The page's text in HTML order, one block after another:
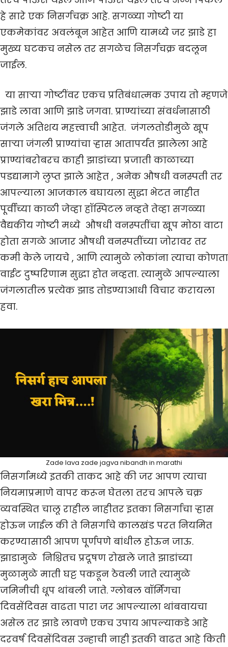
हे सारे एक निसर्गचक्र आहे. सगळ्या गोष्टी या
एकमेकांवर अवलंबून आहेत आणि यामध्ये जर झाडे हा
मुख्य घटकच नसेल तर सगळेच निसर्गचक्र बदलून
जाईल.
या साऱ्या गोष्टींवर एकच प्रतिबंधात्मक उपाय तो म्हणजे
झाडे लावा आणि झाडे जगवा. प्राण्यांच्या संवर्धनासाठी
जंगले अतिशय महत्त्वाची आहेत. जंगलतोडीमुळे खूप
साऱ्या जंगली प्राण्यांचा ऱ्हास आतापर्यंत झालेला आहे
प्राण्यांबरोबरच काही झाडांच्या प्रजाती काळाच्या
पडद्यामागे लुप्त झाले आहेत , अनेक औषधी वनस्पती तर
आपल्याला आजकाल बघायला सुद्धा भेटत नाहीत
पूर्वीच्या काळी जेव्हा हॉस्पिटल नव्हते तेव्हा सगळ्या
वैद्यकीय गोष्टी मध्ये औषधी वनस्पतींचा खूप मोठा वाटा
होता सगळे आजार औषधी वनस्पतींच्या जोरावर तर
कमी केले जायचे , आणि त्यामुळे लोकांना त्याचा कोणता
वाईट दुष्परिणाम सुद्धा होत नव्हता. त्यामुळे आपल्याला
जंगलातील प्रत्येक झाड तोडण्याआधी विचार करायला
हवा.
Zade lava zade jagva nibandh in marathi
निसर्गामध्ये इतकी ताकद आहे की जर आपण त्याचा
नियमाप्रमाणे वापर करून घेतला तरच आपले चक्र
व्यवस्थित चालू राहील नाहीतर इतका निसर्गाचा ऱ्हास
होऊन जाईल की ते निसर्गाचे कालखंड परत नियमित
करण्यासाठी आपण पूर्णपणे बांधील होऊन जाऊ.
झाडामुळे निश्चितच प्रदूषण रोखले जाते झाडांच्या
मुळामुळे माती घट्ट पकडून ठेवली जाते त्यामुळे
जमिनीची धूप थांबली जाते. ग्लोबल वॉर्मिंगचा
दिवसेंदिवस वाढता पारा जर आपल्याला थांबवायचा
असेल तर झाडे लावणे एकच उपाय आपल्याकडे आहे
दरवर्ष दिवसेंदिवस उन्हाची नाही इतकी वाढत आहे किती